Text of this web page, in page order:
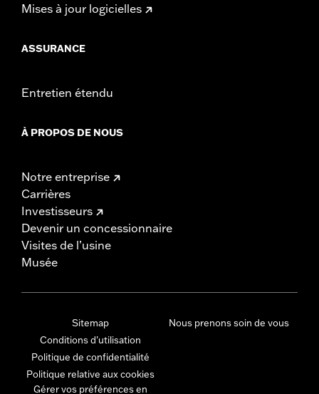
Mises à jour logicielles
ASSURANCE
Entretien étendu
À PROPOS DE NOUS
Notre entreprise
Carrières
Investisseurs
Devenir un concessionnaire
Visites de l’usine
Musée
Sitemap
Conditions d'utilisation
Politique de confidentialité
Politique relative aux cookies
Gérer vos préférences en
Nous prenons soin de vous